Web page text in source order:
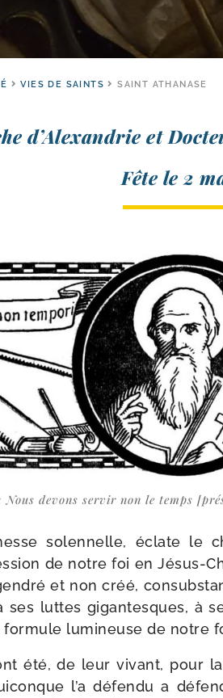
VIES DE SAINTS SAINT ATHANASE
d’Alexandrie et
Fête le 2
Nous devons ser­vir non le temps
solen­nelle, éclate le
de notre foi en Jésus-​
et non créé,
ses luttes gigan­tesques, à
lumi­neuse de notre
été, de leur vivant, pour
l’a défen­du a